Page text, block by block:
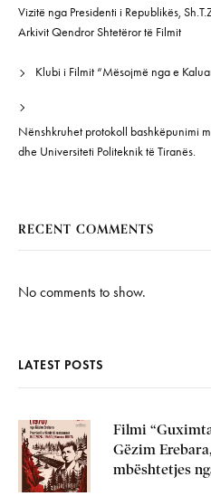
Vizitë nga Presidenti i Republikës,
Arkivit Qendror Shtetëror të Filmit
Klubi i Filmit “Mësojmë nga e
Nënshkruhet protokoll bashkëpunimi
dhe Universiteti Politeknik të Tiranës.
RECENT COMMENTS
No comments to show.
LATEST POSTS
Filmi
Gëzim
mbështetjes